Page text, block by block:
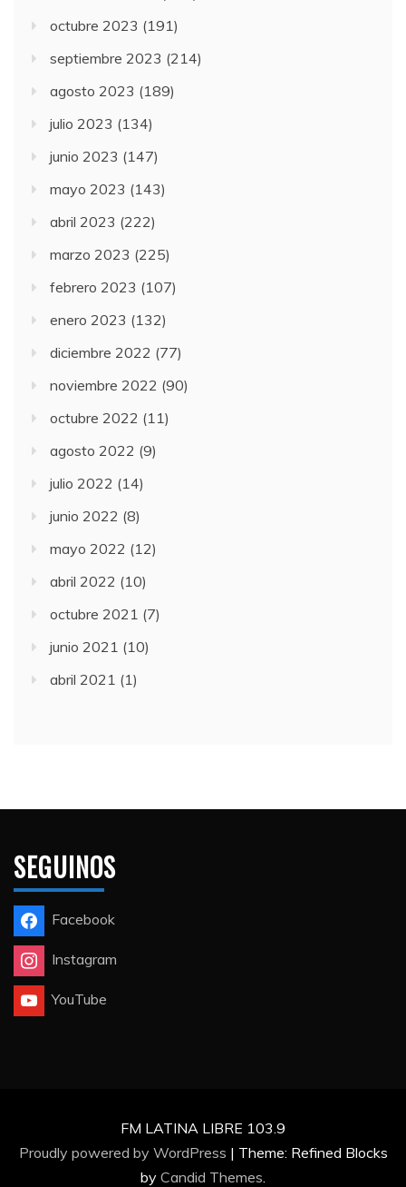
octubre 2023 (191)
septiembre 2023 (214)
agosto 2023 (189)
julio 2023 (134)
junio 2023 (147)
mayo 2023 (143)
abril 2023 (222)
marzo 2023 (225)
febrero 2023 (107)
enero 2023 (132)
diciembre 2022 (77)
noviembre 2022 (90)
octubre 2022 (11)
agosto 2022 (9)
julio 2022 (14)
junio 2022 (8)
mayo 2022 (12)
abril 2022 (10)
octubre 2021 (7)
junio 2021 (10)
abril 2021 (1)
SEGUINOS
Facebook
Instagram
YouTube
FM LATINA LIBRE 103.9
Proudly powered by WordPress | Theme: Refined Blocks
by Candid Themes.